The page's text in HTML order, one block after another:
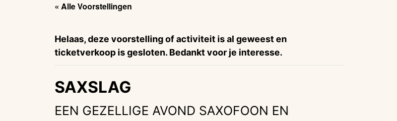
« Alle Voorstellingen
Helaas, deze voorstelling of activiteit is al geweest en
ticketverkoop is gesloten. Bedankt voor je interesse.
SAXSLAG
EEN GEZELLIGE AVOND SAXOFOON EN